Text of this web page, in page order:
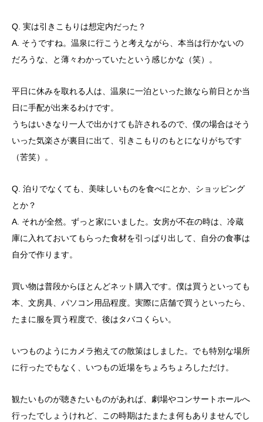
Q. 実は引きこもりは想定内だった？
A. そうですね。温泉に行こうと考えながら、本当は行かないの
だろうな、と薄々わかっていたという感じかな（笑）。
平日に休みを取れる人は、温泉に一泊といった旅なら前日とか当
日に手配が出来るわけです。
うちはいきなり一人で出かけても許されるので、僕の場合はそう
いった気楽さが裏目に出て、引きこもりのもとになりがちです
（苦笑）。
Q. 泊りでなくても、美味しいものを食べにとか、ショッピング
とか？
A. それが全然。ずっと家にいました。女房が不在の時は、冷蔵
庫に入れておいてもらった食材を引っぱり出して、自分の食事は
自分で作ります。
買い物は普段からほとんどネット購入です。僕は買うといっても
本、文房具、パソコン用品程度。実際に店舗で買うといったら、
たまに服を買う程度で、後はタバコくらい。
いつものようにカメラ抱えての散策はしました。でも特別な場所
に行ったでもなく、いつもの近場をちょろちょろしただけ。
観たいものが聴きたいものがあれば、劇場やコンサートホールへ
行ったでしょうけれど、この時期はたまたま何もありませんでし